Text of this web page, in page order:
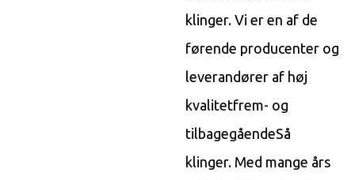
klinger. Vi er en af ​​de
førende producenter og
leverandører af høj
kvalitetfrem- og
tilbagegåendeSå
klinger. Med mange års